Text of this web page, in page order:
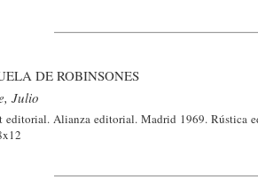
DE ROBINSONES
Julio
editorial. Alianza editorial. Madrid 1969. Rústica